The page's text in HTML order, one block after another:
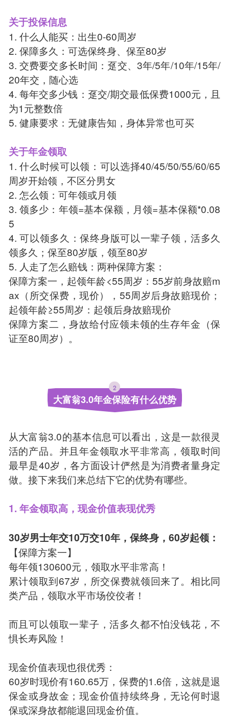
关于投保信息
1. 什么人能买：出生0-60周岁
2. 保障多久：可选保终身、保至80岁
3. 交费要交多长时间：趸交、3年/5年/10年/15年/
20年交，随心选
4. 每年交多少钱：趸交/期交最低保费1000元，且
为1元整数倍
5. 健康要求：无健康告知，身体异常也可买
关于年金领取
1. 什么时候可以领：可以选择40/45/50/55/60/65
周岁开始领，不区分男女
2. 怎么领：可年领或月领
3. 领多少：年领=基本保额，月领=基本保额*0.08
5
4. 可以领多久：保终身版可以一辈子领，活多久
领多久；保至80岁版，领至80岁
5. 人走了怎么赔钱：两种保障方案：
保障方案一，起领年龄<55周岁：55岁前身故赔m
ax（所交保费，现价），55周岁后身故赔现价；
起领年龄≥55周岁：起领后身故赔现价
保障方案二，身故给付应领未领的生存年金（保
证至80周岁）。
2
大富翁3.0年金保险有什么优势
从大富翁3.0的基本信息可以看出，这是一款很灵
活的产品。并且年金领取水平非常高，领取时间
最早是40岁，各方面设计俨然是为消费者量身定
做。接下来我们来总结下它的优势有哪些。
1. 年金领取高，现金价值表现优秀
30岁男士年交10万交10年，保终身，60岁起领：
【保障方案一】
每年领130600元，领取水平非常高！
累计领取到67岁，所交保费就领回来了。相比同
类产品，领取水平市场佼佼者！
而且可以领取一辈子，活多久都不怕没钱花，不
惧长寿风险！
现金价值表现也很优秀：
60岁时现价有160.65万，保费的1.6倍，这就是退
保金或身故金；现金价值持续终身，无论何时退
保或深身故都能退回现金价值。